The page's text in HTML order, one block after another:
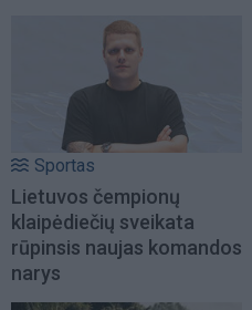
Sportas
Lietuvos čempionų
klaipėdiečių sveikata
rūpinsis naujas komandos
narys